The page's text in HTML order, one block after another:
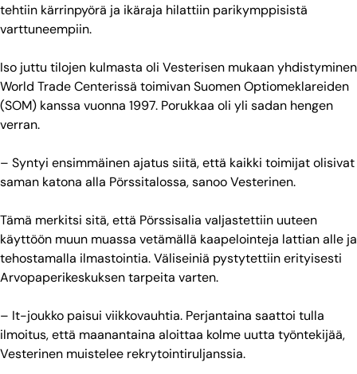
tehtiin kärrinpyörä ja ikäraja hilattiin parikymppisistä
varttuneempiin.
Iso juttu tilojen kulmasta oli Vesterisen mukaan yhdistyminen
World Trade Centerissä toimivan Suomen Optiomeklareiden
(SOM) kanssa vuonna 1997. Porukkaa oli yli sadan hengen
verran.
– Syntyi ensimmäinen ajatus siitä, että kaikki toimijat olisivat
saman katona alla Pörssitalossa, sanoo Vesterinen.
Tämä merkitsi sitä, että Pörssisalia valjastettiin uuteen
käyttöön muun muassa vetämällä kaapelointeja lattian alle ja
tehostamalla ilmastointia. Väliseiniä pystytettiin erityisesti
Arvopaperikeskuksen tarpeita varten.
– It-joukko paisui viikkovauhtia. Perjantaina saattoi tulla
ilmoitus, että maanantaina aloittaa kolme uutta työntekijää,
Vesterinen muistelee rekrytointiruljanssia.